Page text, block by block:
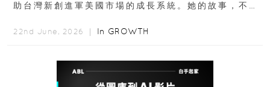
助台灣新創進軍美國市場的成長系統。她的故事，不只
22nd June, 2026 ｜ In GROWTH